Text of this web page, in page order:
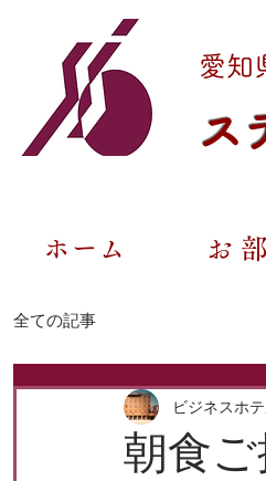
愛知
ス
ホーム お
全ての記事
朝食
ビジネスホ